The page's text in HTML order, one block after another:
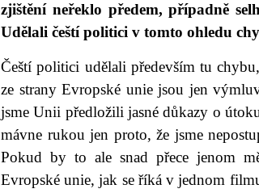
zjištění neřeklo předem, případně
Udělali čeští politici v tomto ohledu
Čeští politici udělali především tu
ze strany Evropské unie jsou jen
jsme Unii předložili jasné důkazy o
mávne rukou jen proto, že jsme
Pokud by to ale snad přece jenom
Evropské unie, jak se říká v jednom